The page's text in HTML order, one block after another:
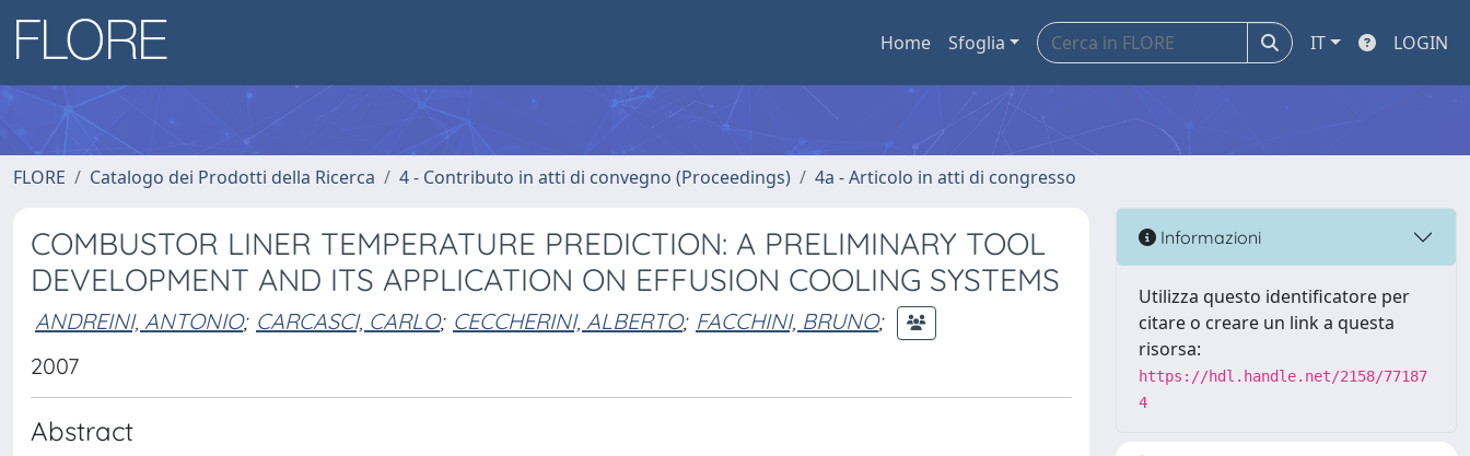
Home Sfoglia IT LOGIN
FLORE Catalogo dei Prodotti della Ricerca 4 - Contributo in atti di convegno (Proceedings) 4a - Articolo in atti di congresso
COMBUSTOR LINER TEMPERATURE PREDICTION: A PRELIMINARY TOOL
DEVELOPMENT AND ITS APPLICATION ON EFFUSION COOLING SYSTEMS
ANDREINI, ANTONIO; CARCASCI, CARLO; CECCHERINI, ALBERTO; FACCHINI, BRUNO;
2007
Abstract
Informazioni
Utilizza questo identificatore per
citare o creare un link a questa
risorsa:
https://hdl.handle.net/2158/77187
4